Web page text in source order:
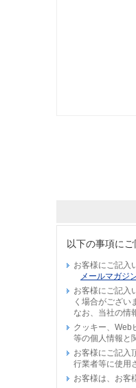
以下の事項に
お客様にご記入
メールマガジ
お客様にご記入
く場合がござい
なお、当社の情
クッキー、Web
等の個人情報と
お客様にご記入
行業者等に使用
お客様は、お客